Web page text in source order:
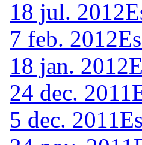
18 jul. 2012
7 feb. 2012
18 jan. 2012
24 dec. 2011
5 dec. 2011